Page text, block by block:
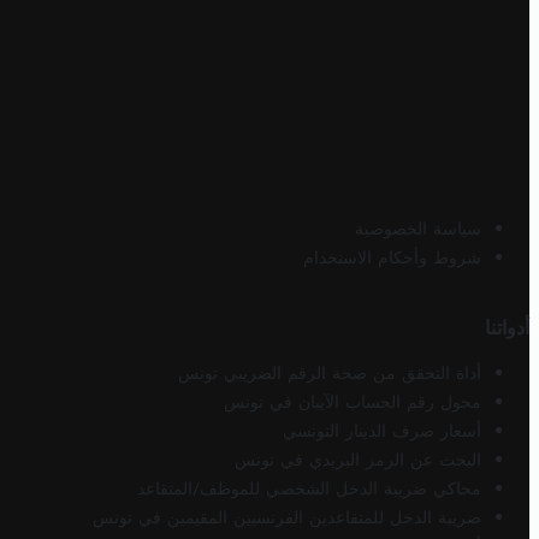
سياسة الخصوصية
شروط وأحكام الاستخدام
أدواتنا
أداة التحقق من صحة الرقم الضريبي تونس
محول رقم الحساب الآيبان في تونس
أسعار صرف الدينار التونسي
البحث عن الرمز البريدي في تونس
محاكي ضريبة الدخل الشخصي للموظف/المتقاعد
ضريبة الدخل للمتقاعدين الفرنسيين المقيمين في تونس